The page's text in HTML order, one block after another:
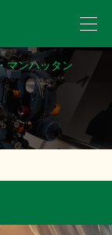
マンハッタン